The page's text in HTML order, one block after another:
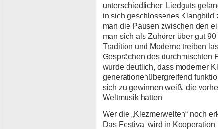
unterschiedlichen Liedguts
in sich geschlossenes Klangbild
man die Pausen zwischen den
man sich als Zuhörer über gut
Tradition und Moderne treiben
Gesprächen des durchmischten
wurde deutlich, dass moderner
generationenübergreifend
sich zu gewinnen weiß, die
Weltmusik hatten.
Wer die „Klezmerwelten“ noch
Das Festival wird in